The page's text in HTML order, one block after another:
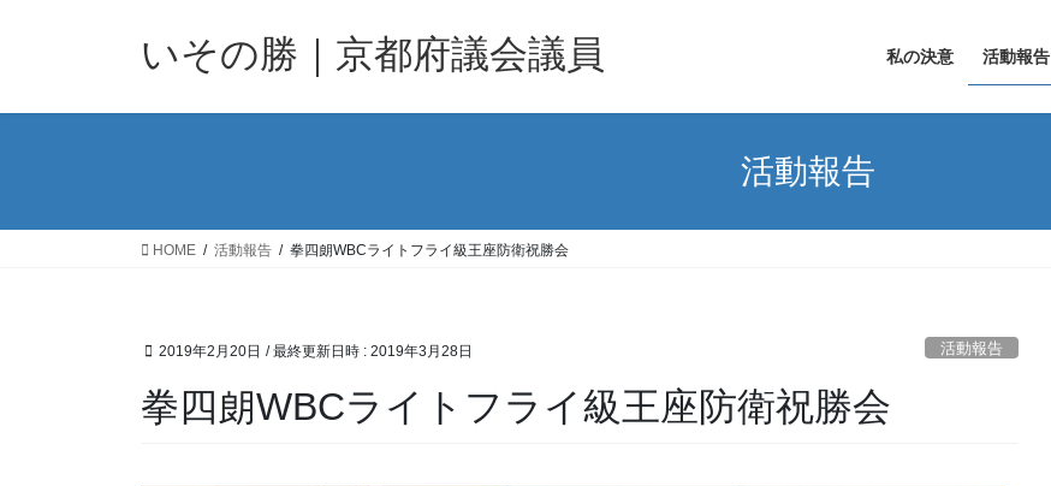
いその勝｜京都府議会議員 私の決意 活動報告
活動報告
HOME 活動報告 拳四朗WBCライトフライ級王座防衛祝勝会
2019年2月20日 / 最終更新日時 : 2019年3月28日 活動報告
拳四朗WBCライトフライ級王座防衛祝勝会